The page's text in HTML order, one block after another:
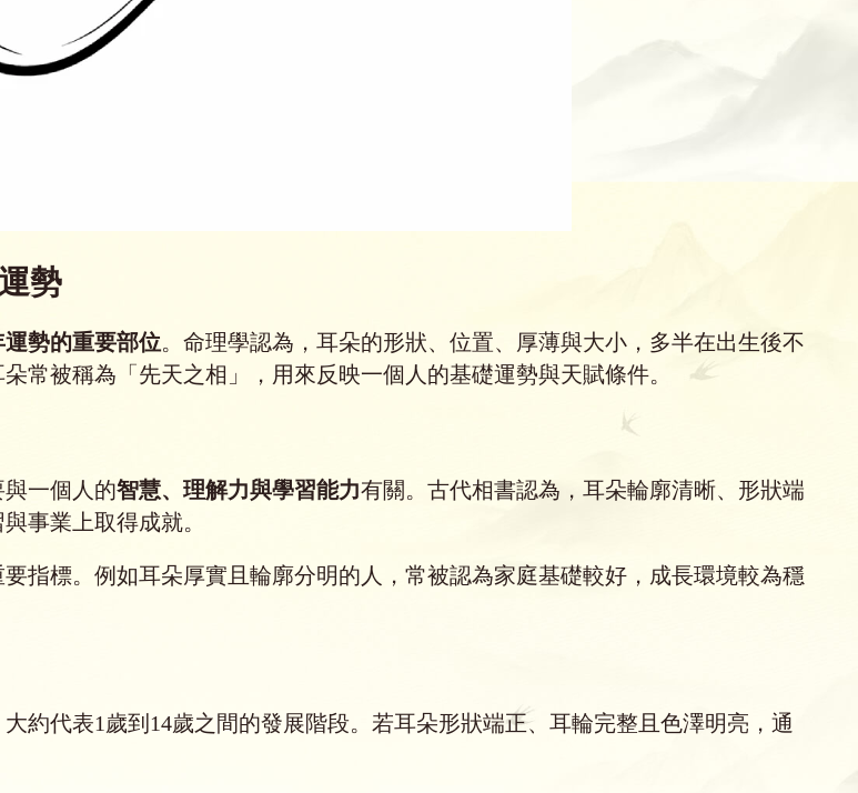
勢
勢的重要部位。命理學認為，耳朵的形狀、位置、厚薄與大小，多半在出生後不
常被稱為「先天之相」，用來反映一個人的基礎運勢與天賦條件。
一個人的智慧、理解力與學習能力有關。古代相書認為，耳朵輪廓清晰、形狀端
事業上取得成就。
要指標。例如耳朵厚實且輪廓分明的人，常被認為家庭基礎較好，成長環境較為穩
大約代表1歲到14歲之間的發展階段。若耳朵形狀端正、耳輪完整且色澤明亮，通